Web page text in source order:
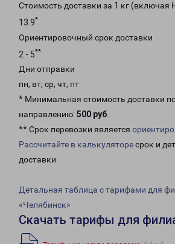
Стоимость доставки за 1 кг (включая
13.9*
Ориентировочный срок доставки
2 - 5**
Дни отправки
пн, вт, ср, чт, пт
* Минимальная стоимость доставки
направлению: 500 руб.
** Срок перевозки является
Рассчитайте в калькуляторесрок и
доставки.
Детальная таблица с тарифами для
«Челябинск»
Скачать тарифы для